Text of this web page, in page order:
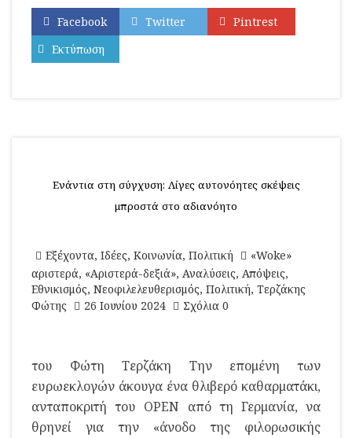
Facebook Twitter
Pintrest
Εκτύπωση
Ενάντια στη σύγχυση: Λίγες αυτονόητες σκέψεις
μπροστά στο αδιανόητο
Εξέχοντα, Ιδέες, Κοινωνία, Πολιτική
«Woke»
αριστερά, «Αριστερά-δεξιά», Αναλύσεις, Απόψεις,
Εθνικισμός, Νεοφιλελευθερισμός, Πολιτική, Τερζάκης
Φώτης
26 Ιουνίου 2024 Σχόλια 0
του Φώτη Τερζάκη Την επομένη των
ευρωεκλογών άκουγα ένα θλιβερό καθαρματάκι,
ανταποκριτή του OPEN από τη Γερμανία, να
θρηνεί για την «άνοδο της φιλορωσικής